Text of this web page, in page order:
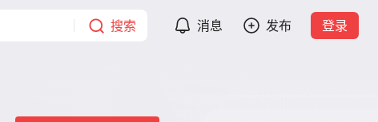
搜索 消息 发布 登录